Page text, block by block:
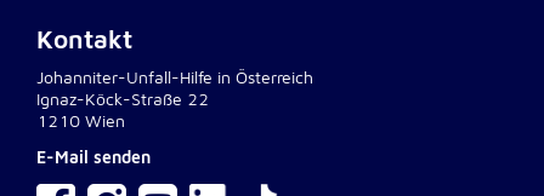
Kontakt
Johanniter-Unfall-Hilfe in Österreich
Ignaz-Köck-Straße 22
1210 Wien
E-Mail senden